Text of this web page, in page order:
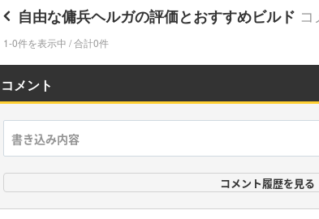
自由な傭兵ヘルガの評価とおすすめビルド コ
1-0件を表示中 / 合計0件
コメント
コメント履歴を見る